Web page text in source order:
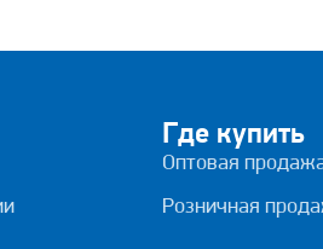
Где купить
Оптовая
Розничная